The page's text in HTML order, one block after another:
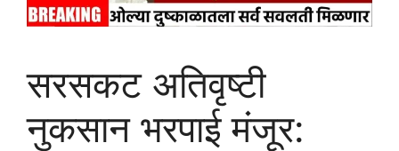
सरसकट अतिवृष्टी
नुकसान भरपाई मंजूर: